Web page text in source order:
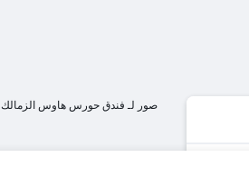
صور لـ فندق حورس هاوس الزمالك